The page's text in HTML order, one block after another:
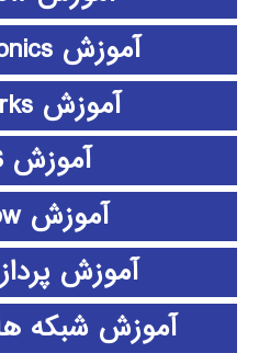
آموزش SimElectronics
آموزش SolidWorks
آموزش SPSS
آموزش stateflow
آموزش
آموزش شبکه